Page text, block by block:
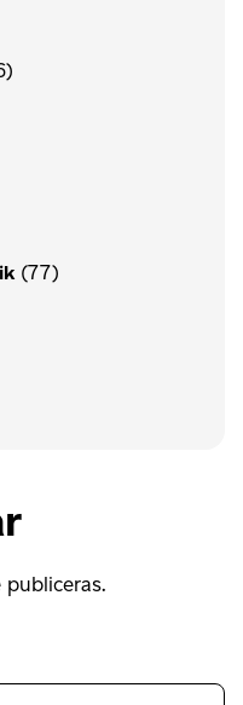
(77)